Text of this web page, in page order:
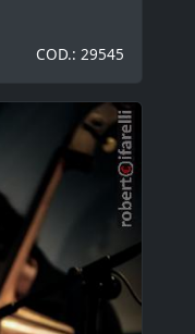
COD.: 29545